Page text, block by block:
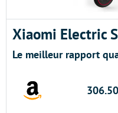
Xiaomi Electric
Le meilleur rapport